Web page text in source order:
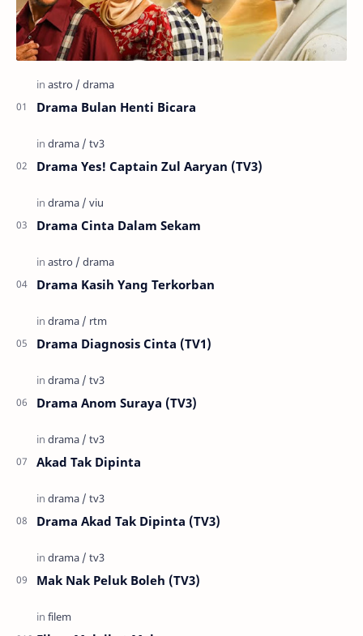
Drama Bulan Henti Bicara
Drama Yes! Captain Zul Aaryan (TV3)
Drama Cinta Dalam Sekam
Drama Kasih Yang Terkorban
Drama Diagnosis Cinta (TV1)
Drama Anom Suraya (TV3)
Akad Tak Dipinta
Drama Akad Tak Dipinta (TV3)
Mak Nak Peluk Boleh (TV3)